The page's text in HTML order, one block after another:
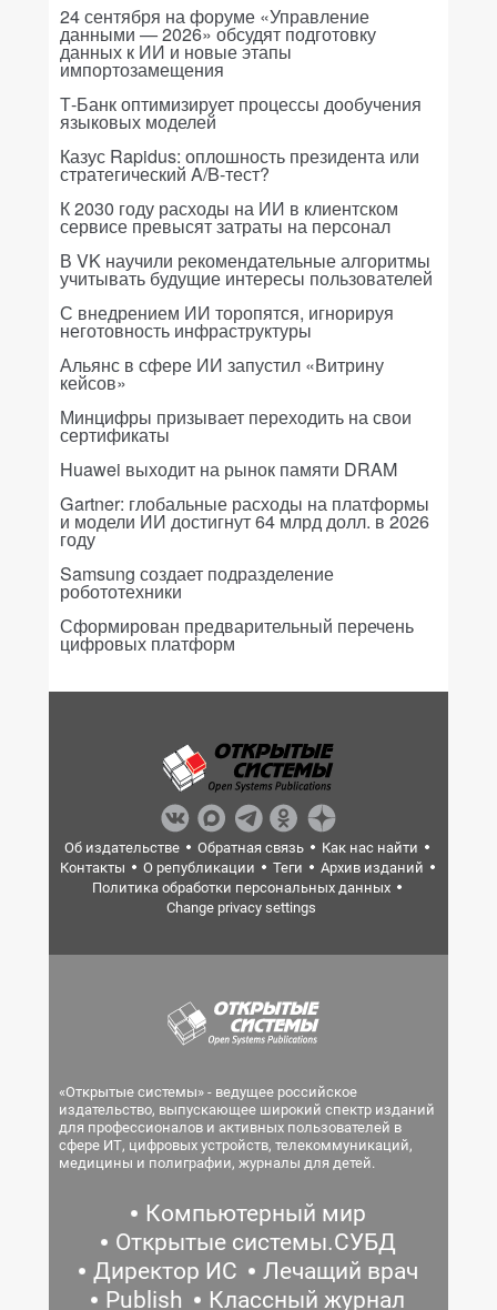
24 сентября на форуме «Управление
данными — 2026» обсудят подготовку
данных к ИИ и новые этапы
импортозамещения
Т-Банк оптимизирует процессы дообучения
языковых моделей
Казус Rapidus: оплошность президента или
стратегический A/B-тест?
К 2030 году расходы на ИИ в клиентском
сервисе превысят затраты на персонал
В VK научили рекомендательные алгоритмы
учитывать будущие интересы пользователей
С внедрением ИИ торопятся, игнорируя
неготовность инфраструктуры
Альянс в сфере ИИ запустил «Витрину
кейсов»
Минцифры призывает переходить на свои
сертификаты
Huawei выходит на рынок памяти DRAM
Gartner: глобальные расходы на платформы
и модели ИИ достигнут 64 млрд долл. в 2026
году
Samsung создает подразделение
робототехники
Сформирован предварительный перечень
цифровых платформ
Об издательстве Обратная связь
Как нас найти
Контакты
О републикации Теги
Архив изданий
Политика обработки персональных данных
Change privacy settings
«Открытые системы» - ведущее российское
издательство, выпускающее широкий спектр изданий
для профессионалов и активных пользователей в
сфере ИТ, цифровых устройств, телекоммуникаций,
медицины и полиграфии, журналы для детей.
Компьютерный мир
Открытые системы.СУБД
Директор ИС
Лечащий врач
Publish
Классный журнал